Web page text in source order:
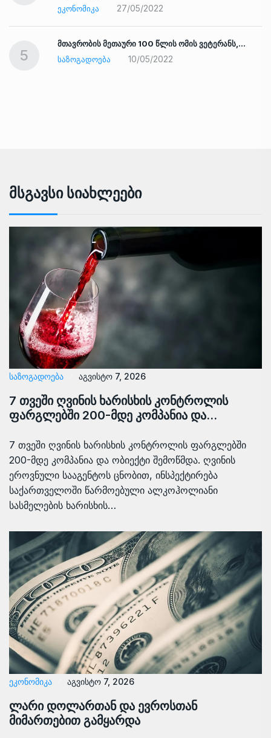
ᲔᲙᲝᲜᲝᲛᲘᲙᲐ
27/05/2022
5
მთავრობის მეთაური 100 წლის ომის ვეტერანს,…
ᲡᲐᲖᲝᲒᲐᲓᲝᲔᲑᲐ
10/05/2022
Მსგავსი Სიახლეები
ᲡᲐᲖᲝᲒᲐᲓᲝᲔᲑᲐ აგვისტო 7, 2026
7 თვეში ღვინის ხარისხის კონტროლის
ფარგლებში 200-მდე კომპანია და…
7 თვეში ღვინის ხარისხის კონტროლის ფარგლებში
200-მდე კომპანია და ობიექტი შემოწმდა. ღვინის
ეროვნული სააგენტოს ცნობით, ინსპექტირება
საქართველოში წარმოებული ალკოჰოლიანი
სასმელების ხარისხის…
ᲔᲙᲝᲜᲝᲛᲘᲙᲐ აგვისტო 7, 2026
ლარი დოლართან და ევროსთან
მიმართებით გამყარდა